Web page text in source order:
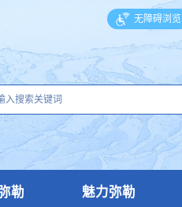
无障碍浏览
勒 魅力弥勒